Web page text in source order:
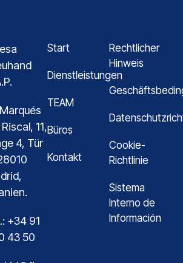
11,
4, Tür
+34 91
43 50
Start
Dienstleistungen
TEAM
Büros
Kontakt
Rechtlicher
Hinweis
Cookie-
Richtlinie
Sistema
Interno de
Información